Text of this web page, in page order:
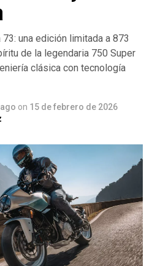
una edición limitada a 873
de la legendaria 750 Super
clásica con tecnología
on 15 de febrero de 2026